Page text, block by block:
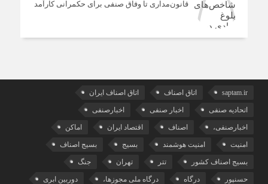
قانون‌مداری تا وفاق صنفی برای حکمرانی کارآمد
saptam.ir اتاق اصناف اتاق اصناف ایران
اتحادیه صنفی اخبار صنفی اخبارصنفی
اخبارصنفی، اصناف اقتصاد ایران اماکن
امنیت امنیت هوشمند بسیج بسیج اصناف
بسیج اصناف کشور تتر تهران جنگ
حسنپور درگاه درگاه ملی مجوزها، دوربین ابری